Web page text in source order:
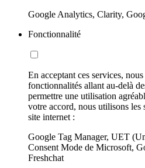
Google Analytics, Clarity,
Fonctionnalité
En acceptant ces services,
fonctionnalités allant au-delà
permettre une utilisation
votre accord, nous utilisons les
site internet :
Google Tag Manager, UET
Consent Mode de Microsoft,
Freshchat